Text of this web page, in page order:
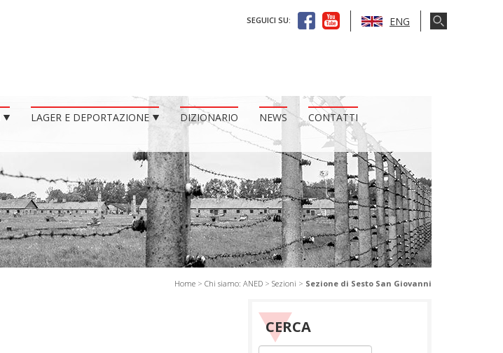
SEGUICI SU: ENG
LAGER E DEPORTAZIONE DIZIONARIO NEWS
CONTATTI
Home > Chi siamo: ANED > Sezioni > Sezione di Sesto San Giovanni
CERCA